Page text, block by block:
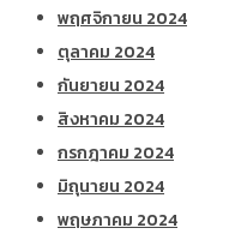
พฤศจิกายน 2024
ตุลาคม 2024
กันยายน 2024
สิงหาคม 2024
กรกฎาคม 2024
มิถุนายน 2024
พฤษภาคม 2024